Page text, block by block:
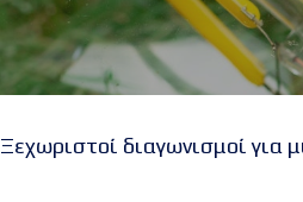
Ξεχωριστοί διαγωνισμοί για